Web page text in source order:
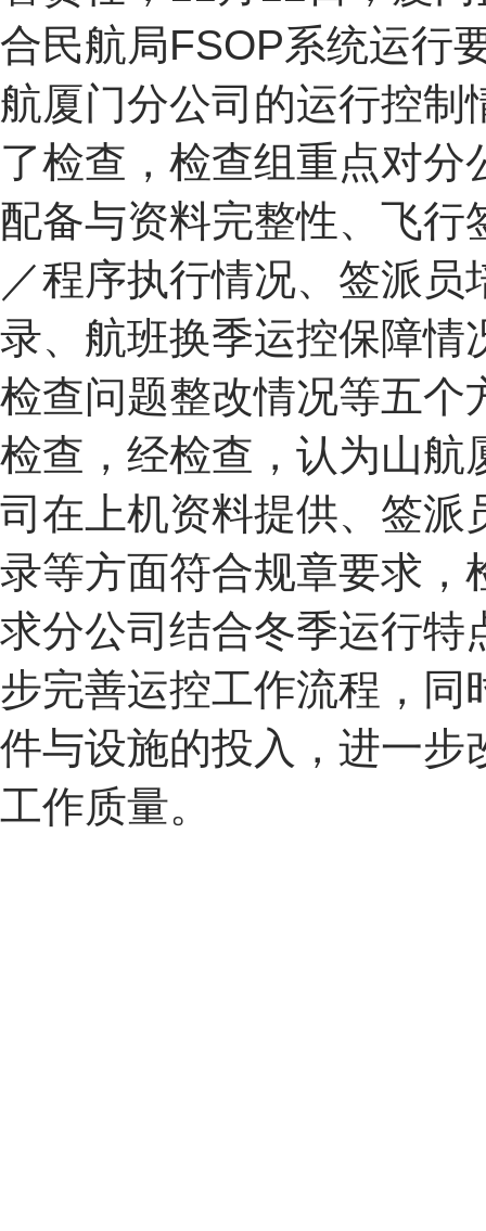
合民航局FSOP系统运行
航厦门分公司的运行控制
了检查，检查组重点对分
配备与资料完整性、飞行
／程序执行情况、签派员
录、航班换季运控保障情
检查问题整改情况等五个
检查，经检查，认为山航
司在上机资料提供、签派
录等方面符合规章要求，
求分公司结合冬季运行特
步完善运控工作流程，同
件与设施的投入，进一步
工作质量。